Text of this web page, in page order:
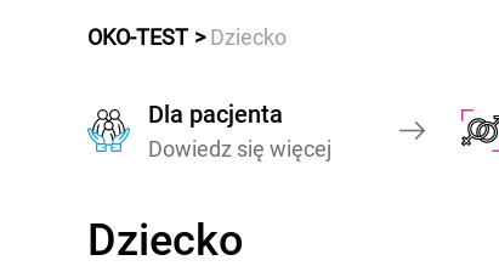
OKO-TEST Dziecko
Dla pacjenta
Dowiedz się więcej
Dziecko